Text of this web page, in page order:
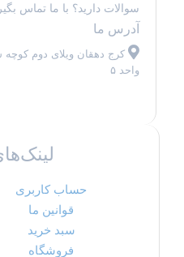
سوالات دارید؟ با ما تماس بگیرید
آدرس ما
کرج دهقان ویلای دوم کوچه
واحد ۵
حساب کاربری
قوانین ما
سبد خرید
فروشگاه